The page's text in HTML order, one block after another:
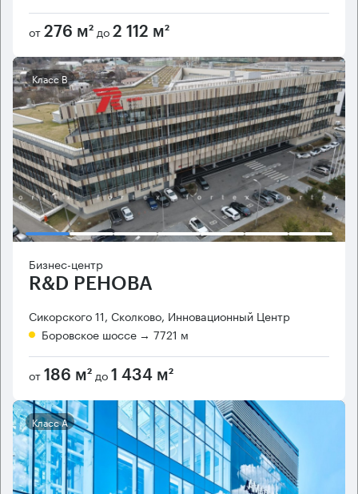
от 276 м² до 2 112 м²
Класс B
Бизнес-центр
R&D РЕНОВА
Сикорского 11, Сколково, Инновационный Центр
Боровское шоссе → 7721 м
от 186 м² до 1 434 м²
Класс А